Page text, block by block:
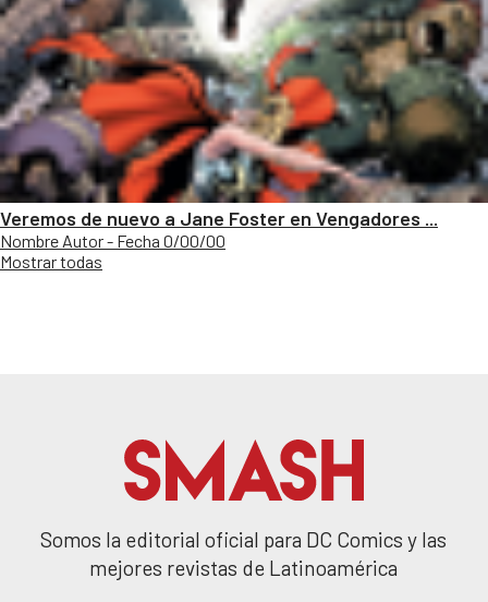
Veremos de nuevo a Jane Foster en Vengadores ...
Nombre Autor - Fecha 0/00/00
Mostrar todas
Somos la editorial oficial para DC Comics y las
mejores revistas de Latinoamérica